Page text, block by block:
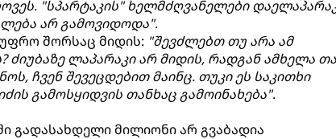
"სპარტაკის" ხელმძღვანელები
არ გამოვიდოდა".
შორსაც მიდის: "შევძლებთ თუ არა ამ
ძიუბაზე ლაპარაკი არ მიდის, რადგან ამხელა
ჩვენ შევეცდებით მაინც. თუკი ეს საკითხი
გამოსყიდვის თანხაც გამოინახება".
გადასახდელი მილიონი არ გვაბადია